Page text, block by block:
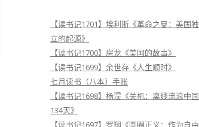
【读书记1701】埃利斯《革命之夏：美国独
立的起源》
【读书记1700】房龙《美国的故事》
【读书记1699】余世存《人生顺时》
七月读书（八本）手账
【读书记1698】杨淏《关机：离线流浪中国
134天》
【读书记1697】罗翔《圆圈正义：作为自由